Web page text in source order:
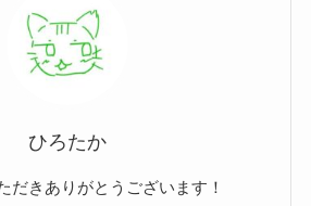
ひろたか
だきありがとうございます！